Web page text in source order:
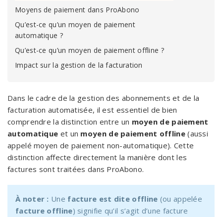
Moyens de paiement dans ProAbono
Qu’est-ce qu’un moyen de paiement
automatique ?
Qu’est-ce qu’un moyen de paiement offline ?
Impact sur la gestion de la facturation
Dans le cadre de la gestion des abonnements et de la
facturation automatisée, il est essentiel de bien
comprendre la distinction entre un moyen de paiement
automatique et un moyen de paiement offline(aussi
appelé moyen de paiement non-automatique). Cette
distinction affecte directement la manière dont les
factures sont traitées dans ProAbono.
À noter : Une facture est dite offline (ou appelée
facture offline) signifie qu’il s’agit d’une facture